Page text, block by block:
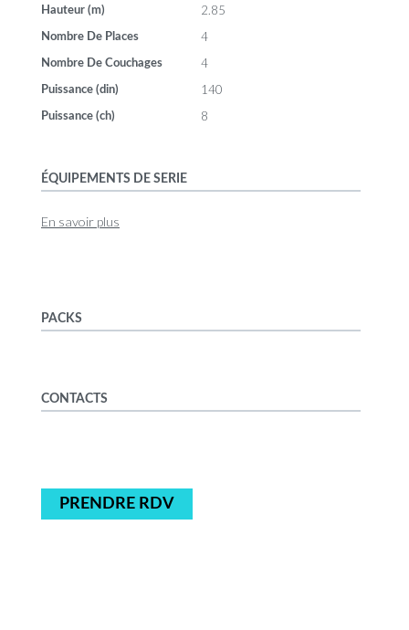
Hauteur (m) 2.85
Nombre De Places 4
Nombre De Couchages 4
Puissance (din) 140
Puissance (ch) 8
ÉQUIPEMENTS DE SERIE
En savoir plus
PACKS
CONTACTS
PRENDRE RDV